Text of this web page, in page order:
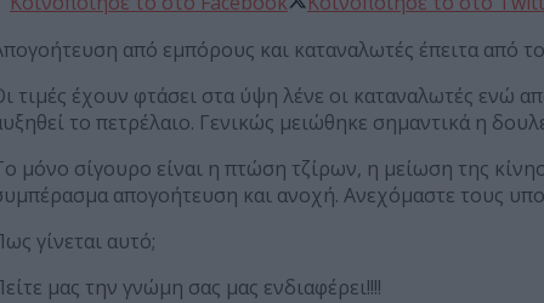
από εμπόρους και καταναλωτές έπειτα από
τιμές έχουν φτάσει στα ύψη λένε οι καταναλωτές ενώ
το πετρέλαιο. Γενικώς μειώθηκε σημαντικά η
μόνο σίγουρο είναι η πτώση τζίρων, η μείωση της
απογοήτευση και ανοχή. Ανεχόμαστε τους
γίνεται αυτό;
μας την γνώμη σας μας ενδιαφέρει!!!!